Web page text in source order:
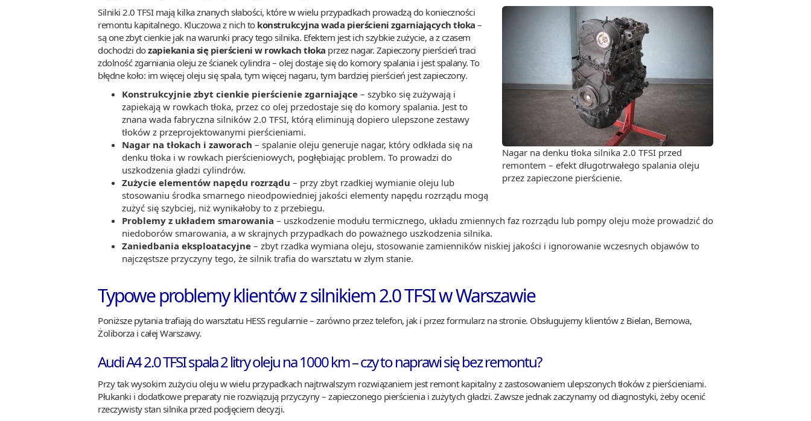
Nagar na denku tłoka silnika 2.0 TFSI przed
remontem – efekt długotrwałego spalania oleju
przez zapieczone pierścienie.
Silniki 2.0 TFSI mają kilka znanych słabości, które w wielu przypadkach prowadzą do konieczności
remontu kapitalnego. Kluczowa z nich to konstrukcyjna wada pierścieni zgarniających tłoka –
są one zbyt cienkie jak na warunki pracy tego silnika. Efektem jest ich szybkie zużycie, a z czasem
dochodzi dozapiekania się pierścieni w rowkach tłoka przez nagar. Zapieczony pierścień traci
zdolność zgarniania oleju ze ścianek cylindra – olej dostaje się do komory spalania i jest spalany. To
błędne koło: im więcej oleju się spala, tym więcej nagaru, tym bardziej pierścień jest zapieczony.
Konstrukcyjnie zbyt cienkie pierścienie zgarniające – szybko się zużywają i
zapiekają w rowkach tłoka, przez co olej przedostaje się do komory spalania. Jest to
znana wada fabryczna silników 2.0 TFSI, którą eliminują dopiero ulepszone zestawy
tłoków z przeprojektowanymi pierścieniami.
Nagar na tłokach i zaworach – spalanie oleju generuje nagar, który odkłada się na
denku tłoka i w rowkach pierścieniowych, pogłębiając problem. To prowadzi do
uszkodzenia gładzi cylindrów.
Zużycie elementów napędu rozrządu – przy zbyt rzadkiej wymianie oleju lub
stosowaniu środka smarnego nieodpowiedniej jakości elementy napędu rozrządu mogą
zużyć się szybciej, niż wynikałoby to z przebiegu.
Problemy z układem smarowania – uszkodzenie modułu termicznego, układu zmiennych faz rozrządu lub pompy oleju może prowadzić do
niedoborów smarowania, a w skrajnych przypadkach do poważnego uszkodzenia silnika.
Zaniedbania eksploatacyjne – zbyt rzadka wymiana oleju, stosowanie zamienników niskiej jakości i ignorowanie wczesnych objawów to
najczęstsze przyczyny tego, że silnik trafia do warsztatu w złym stanie.
Typowe problemy klientów z silnikiem 2.0 TFSI w Warszawie
Poniższe pytania trafiają do warsztatu HESS regularnie – zarówno przez telefon, jak i przez formularz na stronie. Obsługujemy klientów z Bielan, Bemowa,
Żoliborza i całej Warszawy.
Audi A4 2.0 TFSI spala 2 litry oleju na 1000 km – czy to naprawi się bez remontu?
Przy tak wysokim zużyciu oleju w wielu przypadkach najtrwalszym rozwiązaniem jest remont kapitalny z zastosowaniem ulepszonych tłoków z pierścieniami.
Płukanki i dodatkowe preparaty nie rozwiązują przyczyny – zapieczonego pierścienia i zużytych gładzi. Zawsze jednak zaczynamy od diagnostyki, żeby ocenić
rzeczywisty stan silnika przed podjęciem decyzji.